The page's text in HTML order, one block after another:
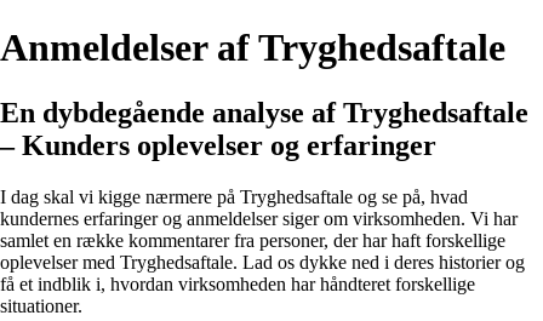
Anmeldelser af Tryghedsaftale
En dybdegående analyse af Tryghedsaftale
– Kunders oplevelser og erfaringer
I dag skal vi kigge nærmere på Tryghedsaftale og se på, hvad
kundernes erfaringer og anmeldelser siger om virksomheden. Vi har
samlet en række kommentarer fra personer, der har haft forskellige
oplevelser med Tryghedsaftale. Lad os dykke ned i deres historier og
få et indblik i, hvordan virksomheden har håndteret forskellige
situationer.